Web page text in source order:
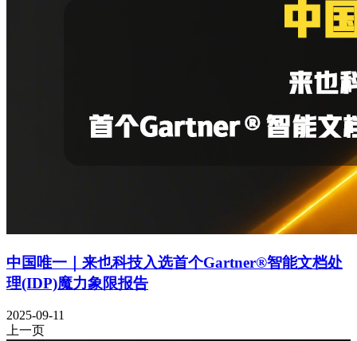
中国唯一｜来也科技入选首个Gartner®智能文档处
理(IDP)魔力象限报告
2025-09-11
上一页